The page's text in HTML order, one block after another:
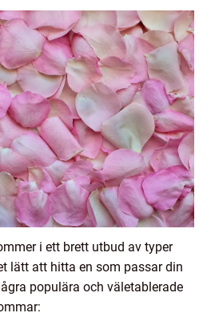
i ett brett utbud av typer
lätt att hitta en som passar din
populära och väletablerade